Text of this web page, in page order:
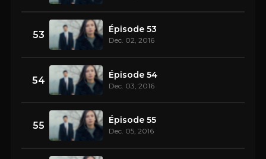
53 Épisode 53
Dec. 02, 2016
54 Épisode 54
Dec. 03, 2016
55 Épisode 55
Dec. 05, 2016